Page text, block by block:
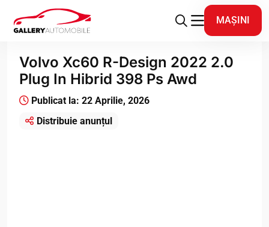
MAȘINI
Volvo Xc60 R-Design 2022 2.0
Plug In Hibrid 398 Ps Awd
Publicat la: 22 Aprilie, 2026
Distribuie anunțul